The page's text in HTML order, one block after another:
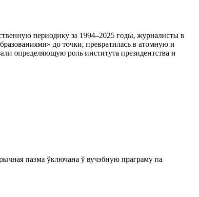
периодику за 1994–2025 годы, журналисты в
до точки, превратилась в атомную и
определяющую роль института президентства и
паэма ўключана ў вучэбную праграму па